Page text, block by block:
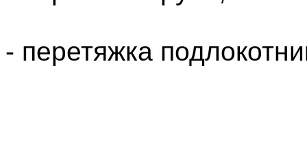
- перетяжка